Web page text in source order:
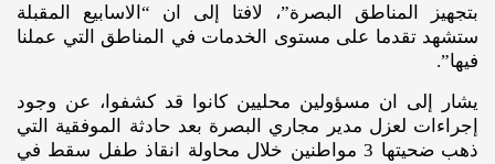
بتجهيز المناطق البصرة”، لافتا إلى ان “الاسابيع المقبلة
ستشهد تقدما على مستوى الخدمات في المناطق التي عملنا
فيها”.
يشار إلى ان مسؤولين محليين كانوا قد كشفوا، عن وجود
إجراءات لعزل مدير مجاري البصرة بعد حادثة الموفقية التي
ذهب ضحيتها 3 مواطنين خلال محاولة انقاذ طفل سقط في